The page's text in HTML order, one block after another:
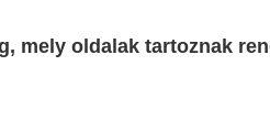
mely oldalak tartoznak